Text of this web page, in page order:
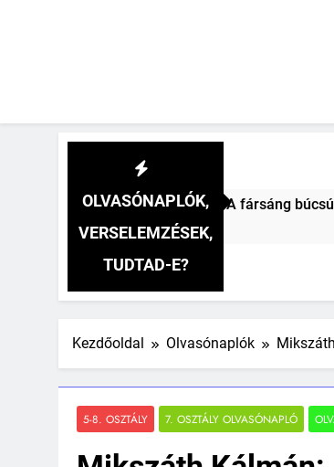
OLVASÓNAPLÓK,
VERSELEMZÉSEK,
TUDTAD-E?
Vitéz Mihály: A fársáng búcsúzó szavai
Kezdőoldal Olvasónaplók
5-8. OSZTÁLY 7. OSZTÁLY OLVASÓNAPLÓ